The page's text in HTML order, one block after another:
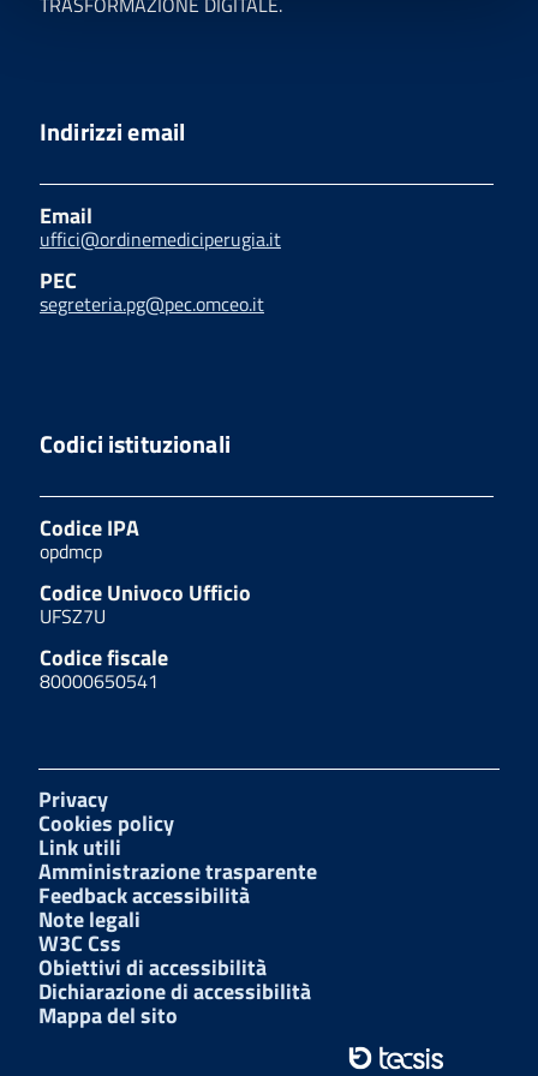
Indirizzi email
Email
uffici@ordinemediciperugia.it
PEC
segreteria.pg@pec.omceo.it
Codici istituzionali
Codice IPA
opdmcp
Codice Univoco Ufficio
UFSZ7U
Codice fiscale
80000650541
Privacy
Cookies policy
Link utili
Amministrazione trasparente
Feedback accessibilità
Note legali
W3C Css
Obiettivi di accessibilità
Dichiarazione di accessibilità
Mappa del sito